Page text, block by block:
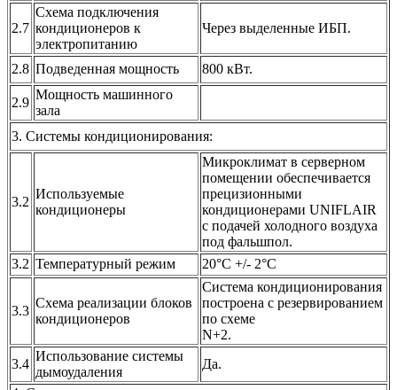
2.7
Схема подключения
кондиционеров к
электропитанию
Через выделенные ИБП.
2.8 Подведенная мощность 800 кВт.
2.9
Мощность машинного
зала
3. Системы кондиционирования:
3.2
Используемые
кондиционеры
Микроклимат в серверном
помещении обеспечивается
прецизионными
кондиционерами UNIFLAIR
с подачей холодного воздуха
под фальшпол.
3.2 Температурный режим 20°С +/- 2°С
3.3
Схема реализации блоков
кондиционеров
Система кондиционирования
построена с резервированием
по схеме
N+2.
3.4
Использование системы
дымоудаления
Да.